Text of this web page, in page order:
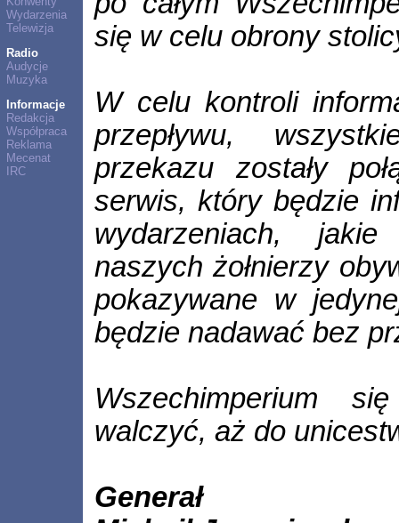
Wydarzenia
Telewizja
Radio
Audycje
Muzyka
Informacje
Redakcja
Współpraca
Reklama
Mecenat
IRC
się w celu obrony
W celu kontroli
przepływu,
przekazu zostały
serwis, który będzie
wydarzeniach,
naszych żołnierzy
pokazywane w
będzie nadawać bez
Wszechimperium
walczyć, aż do
Generał